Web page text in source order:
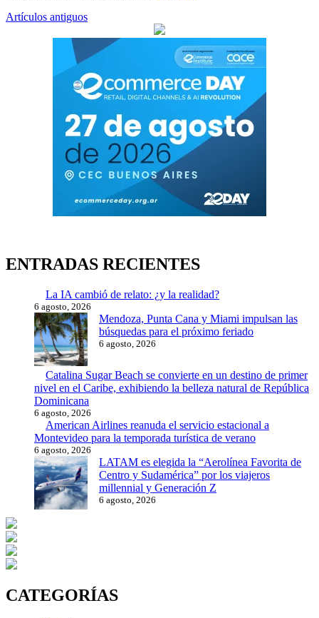
Navegación
Artículos antiguos
ENTRADAS RECIENTES
La IA cambió de relato: ¿y la realidad?
6 agosto, 2026
Mendoza, Punta Cana y Miami impulsan las
búsquedas para el próximo feriado
6 agosto, 2026
Catalina Sugar Beach se convierte en un destino de primer
nivel en el Caribe, exhibiendo la belleza natural de República
Dominicana
6 agosto, 2026
American Airlines reanuda el servicio estacional a
Montevideo para la temporada turística de verano
6 agosto, 2026
LATAM es elegida la “Aerolínea Favorita de
Centro y Sudamérica” por los viajeros
millennial y Generación Z
6 agosto, 2026
CATEGORÍAS